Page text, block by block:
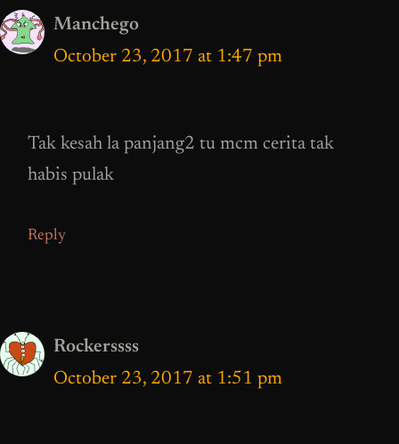
Manchego
October 23, 2017 at 1:47 pm
Tak kesah la panjang2 tu mcm cerita tak
habis pulak
Reply
Rockerssss
October 23, 2017 at 1:51 pm